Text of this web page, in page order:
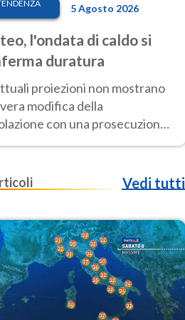
5 Agosto 2026
l'ondata di caldo si
duratura
proiezioni non mostrano
modifica della
con una prosecuzione
fuori scala per molti
Vedi tutti